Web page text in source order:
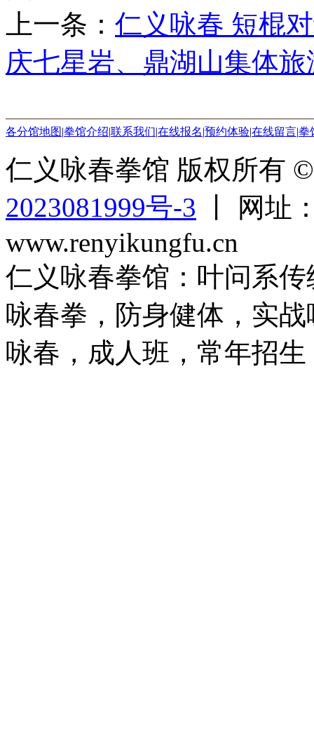
上一条： 仁义咏春 短棍
庆七星岩、鼎湖山集体旅
各分馆地图 拳馆介绍 联系我们 在线报名 预约体验在线留言拳
仁义咏春拳馆 版权所有
2023081999号-3 丨 网址
www.renyikungfu.cn
仁义咏春拳馆：叶问系
咏春拳，防身健体，实
咏春，成人班，常年招